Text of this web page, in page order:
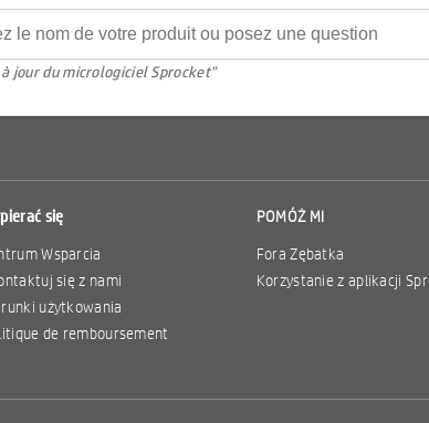
jour du micrologiciel Sprocket"
się
Wsparcia
się z nami
użytkowania
de remboursement
POMÓŻ MI
Fora Zębatka
Korzystanie z aplikacji